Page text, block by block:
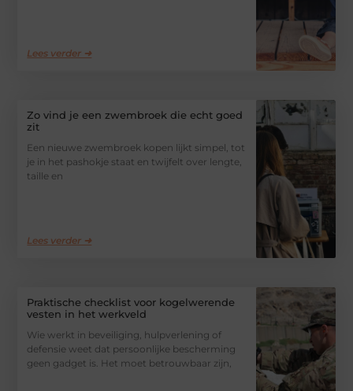
Lees verder ➜
Zo vind je een zwembroek die echt goed
zit
Een nieuwe zwembroek kopen lijkt simpel, tot
je in het pashokje staat en twijfelt over lengte,
taille en
Lees verder ➜
Praktische checklist voor kogelwerende
vesten in het werkveld
Wie werkt in beveiliging, hulpverlening of
defensie weet dat persoonlijke bescherming
geen gadget is. Het moet betrouwbaar zijn,